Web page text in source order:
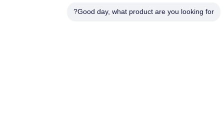
الهاتف
Good day, what product are you looking for?